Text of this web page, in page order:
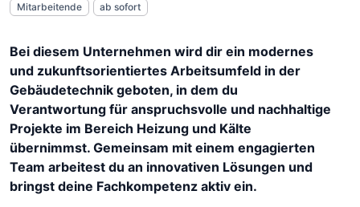
Mitarbeitende ab sofort
Bei diesem Unternehmen wird dir ein modernes
und zukunftsorientiertes Arbeitsumfeld in der
Gebäudetechnik geboten, in dem du
Verantwortung für anspruchsvolle und nachhaltige
Projekte im Bereich Heizung und Kälte
übernimmst. Gemeinsam mit einem engagierten
Team arbeitest du an innovativen Lösungen und
bringst deine Fachkompetenz aktiv ein.